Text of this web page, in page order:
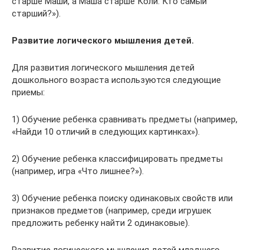
старший?»).
Развитие логического мышления детей.
Для развития логического мышления детей
дошкольного возраста используются следующие
приемы:
1) Обучение ребенка сравнивать предметы (например,
«Найди 10 отличий в следующих картинках»).
2) Обучение ребенка классифицировать предметы
(например, игра «Что лишнее?»).
3) Обучение ребенка поиску одинаковых свойств или
признаков предметов (например, среди игрушек
предложить ребенку найти 2 одинаковые).